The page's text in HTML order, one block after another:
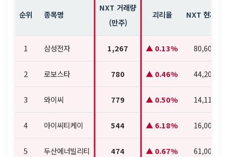
순위 종목명
NXT 거래량
(만주)
괴리율 NXT 현재가
1 삼성전자 1,267 0.13% 80,600
2 로보스타 780 0.46% 44,200
3 와이씨 779 0.50% 14,110
4 아이씨티케이 544 6.18% 16,000
5 두산에너빌리티 474 0.67% 61,000